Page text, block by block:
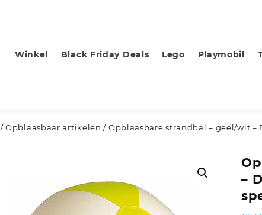
Winkel Black Friday Deals Lego Playmobil
/Opblaasbaar artikelen / Opblaasbare strandbal – geel/wit –
–